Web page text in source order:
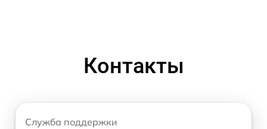
Контакты
Служба поддержки